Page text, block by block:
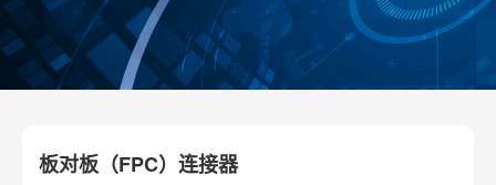
板对板（FPC）连接器